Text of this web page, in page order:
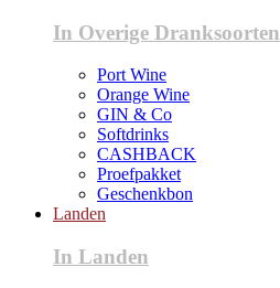
In Overige Dranksoorten
Port Wine
Orange Wine
GIN & Co
Softdrinks
CASHBACK
Proefpakket
Geschenkbon
Landen
In Landen